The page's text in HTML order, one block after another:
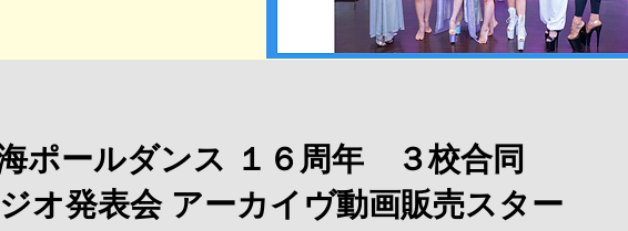
ポールダンス １６周年 ３校合同
オ発表会 アーカイヴ動画販売スター